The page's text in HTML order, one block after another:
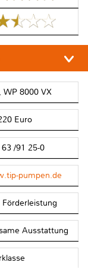
WP 8000 VX
Euro
/91 25-0
pumpen.de
Ausstattung